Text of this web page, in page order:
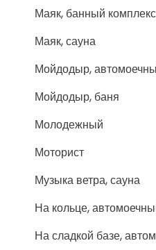
Маяк, банный комплекс
Маяк, сауна
Мойдодыр,
Мойдодыр, баня
Молодежный
Моторист
Музыка ветра, сауна
На кольце,
На сладкой базе,